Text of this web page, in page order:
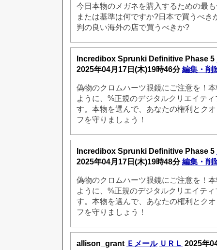
今日本物のメガネを購入するための最
または基準は何ですか?日本で買うべき
判の良い海外の店で買うべきか?
Incredibox Sprunki Definitive Phase 5
2025年04月17日(木)19時46分編集・削
偽物のクロムハーツ眼鏡にご注意を！
ように、%正規のデジタルクリエイテ
す。本物を選んで、あなたの権利とク
フを守りましょう！
Incredibox Sprunki Definitive Phase 5
2025年04月17日(木)19時48分編集・削
偽物のクロムハーツ眼鏡にご注意を！
ように、%正規のデジタルクリエイテ
す。本物を選んで、あなたの権利とク
フを守りましょう！
allison_grant Ｅメール ＵＲＬ 2025年